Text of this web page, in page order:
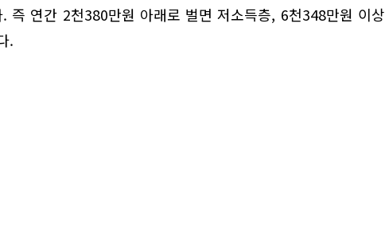
즉 연간 2천380만원 아래로 벌면 저소득층, 6천348만원 이상
.